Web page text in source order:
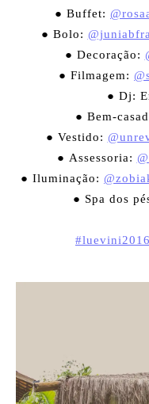
● Buffet:
● Bolo:
● Decoração:
● Filmagem:
● Dj:
● Bem-
● Vestido:
● Assessoria:
● Iluminação:
● Spa dos
#luevini2016